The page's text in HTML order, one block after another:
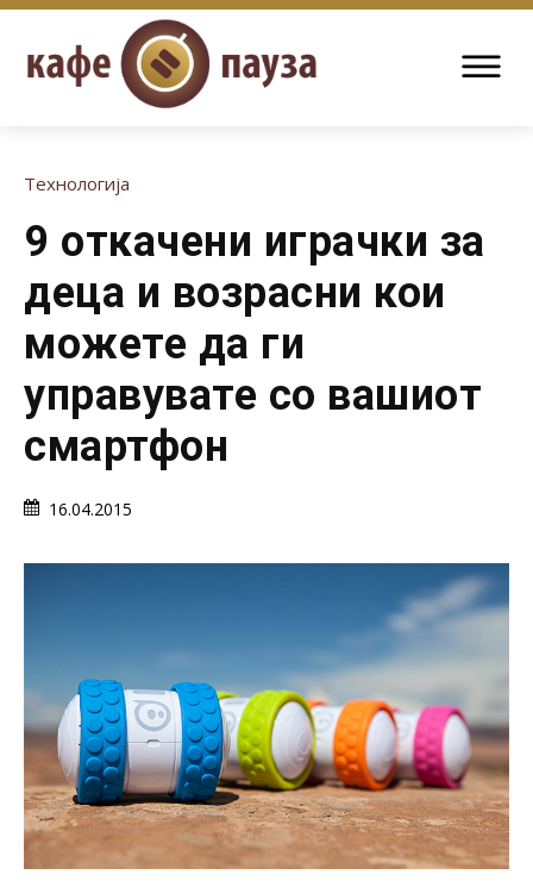
Технологија
9 откачени играчки за
деца и возрасни кои
можете да ги
управувате со вашиот
смартфон
16.04.2015